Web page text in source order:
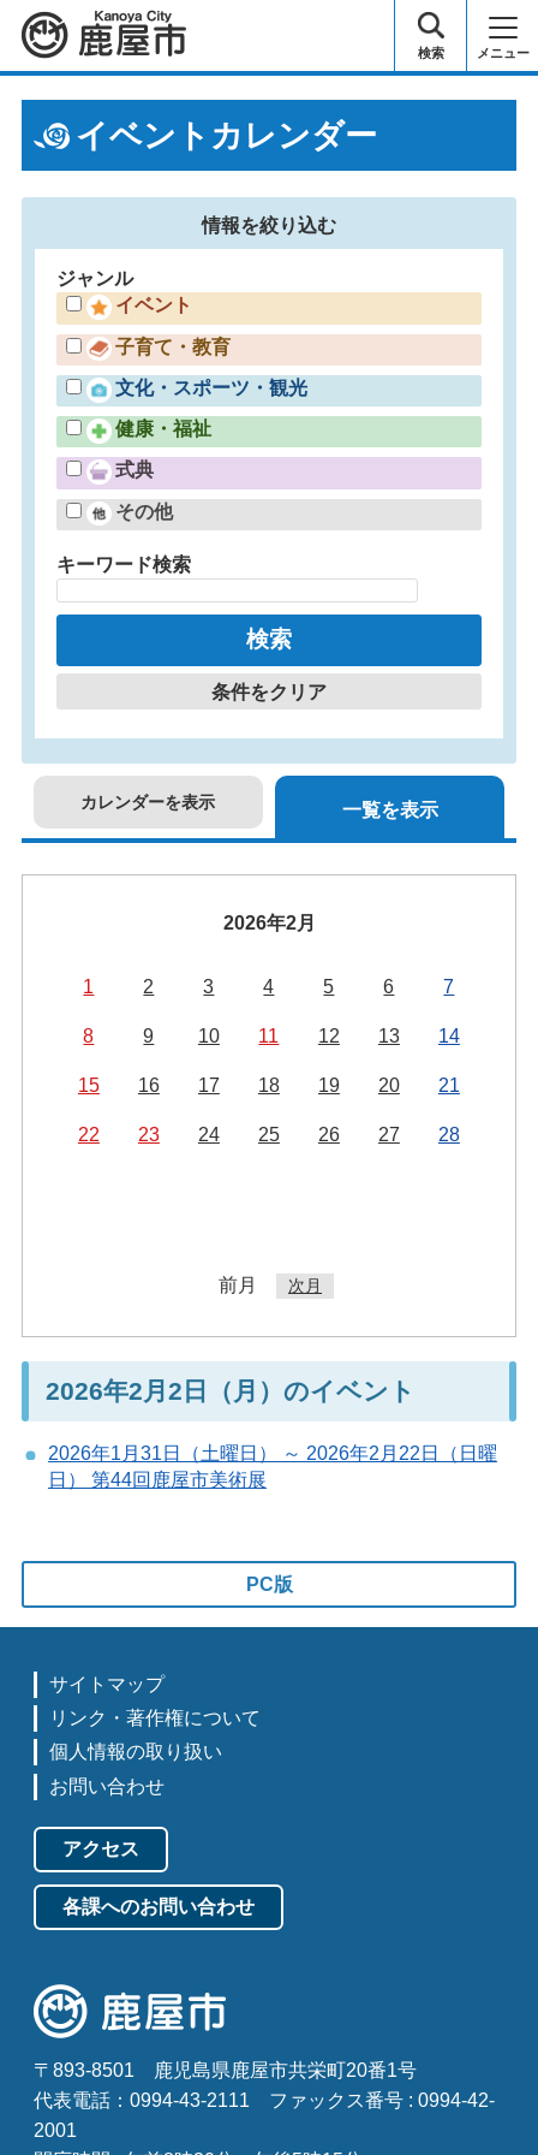
鹿屋市 検索 メニュー
イベントカレンダー
情報を絞り込む
ジャンル
イベント
子育て・教育
文化・スポーツ・観光
健康・福祉
式典
その他
キーワード検索
条件をクリア
カレンダーを表示 一覧を表示
2026年2月
1 2 3 4 5 6 7
8 9 10 11 12 13 14
15 16 17 18 19 20 21
22 23 24 25 26 27 28
前月 次月
2026年2月2日（月）のイベント
2026年1月31日（土曜日） ～ 2026年2月22日（日曜
日） 第44回鹿屋市美術展
PC版
サイトマップ
リンク・著作権について
個人情報の取り扱い
お問い合わせ
アクセス
各課へのお問い合わせ
〒893-8501
鹿児島県鹿屋市共栄町20番1号
代表電話：0994-43-2111
ファックス番号 : 0994-42-
2001